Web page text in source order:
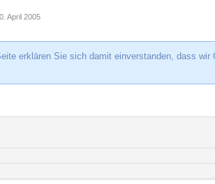
April 2005
erklären Sie sich damit einverstanden, dass wir